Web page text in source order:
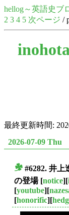
hellog～英語史ブ
2 3 4 5 次ページ /
最終更新時間:
2026-07-09 Thu
#6282. 井上
の登場[notice][
[youtube][
[honorific][